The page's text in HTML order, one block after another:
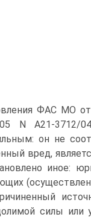
ФАС МО
N А21-3712/
он не
вред,
иное:
силы или